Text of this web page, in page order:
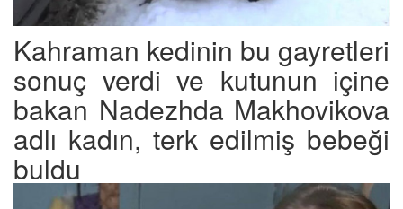
Kahraman kedinin bu gayretleri
sonuç verdi ve kutunun içine
bakan Nadezhda Makhovikova
adlı kadın, terk edilmiş bebeği
buldu